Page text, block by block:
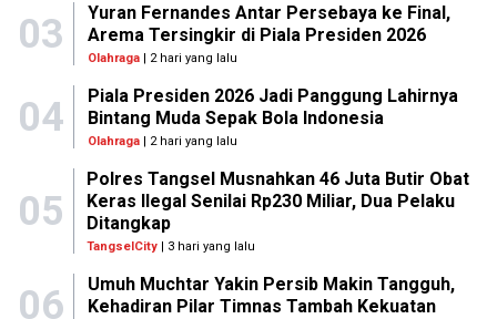
03
Yuran Fernandes Antar Persebaya ke Final,
Arema Tersingkir di Piala Presiden 2026
Olahraga| 2 hari yang lalu
04
Piala Presiden 2026 Jadi Panggung Lahirnya
Bintang Muda Sepak Bola Indonesia
Olahraga| 2 hari yang lalu
05
Polres Tangsel Musnahkan 46 Juta Butir Obat
Keras Ilegal Senilai Rp230 Miliar, Dua Pelaku
Ditangkap
TangselCity | 3 hari yang lalu
06
Umuh Muchtar Yakin Persib Makin Tangguh,
Kehadiran Pilar Timnas Tambah Kekuatan